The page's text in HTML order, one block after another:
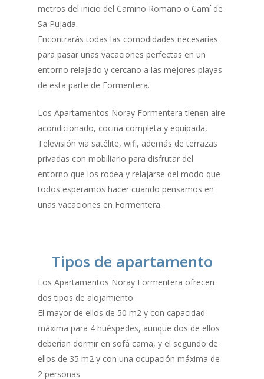
metros del inicio del Camino Romano o Camí de
Sa Pujada.
Encontrarás todas las comodidades necesarias
para pasar unas vacaciones perfectas en un
entorno relajado y cercano a las mejores playas
de esta parte de Formentera.
Los Apartamentos Noray Formentera tienen aire
acondicionado, cocina completa y equipada,
Televisión via satélite, wifi, además de terrazas
privadas con mobiliario para disfrutar del
entorno que los rodea y relajarse del modo que
todos esperamos hacer cuando pensamos en
unas vacaciones en Formentera.
Tipos de apartamento
Los Apartamentos Noray Formentera ofrecen
dos tipos de alojamiento.
El mayor de ellos de 50 m2 y con capacidad
máxima para 4 huéspedes, aunque dos de ellos
deberían dormir en sofá cama, y el segundo de
ellos de 35 m2 y con una ocupación máxima de
2 personas